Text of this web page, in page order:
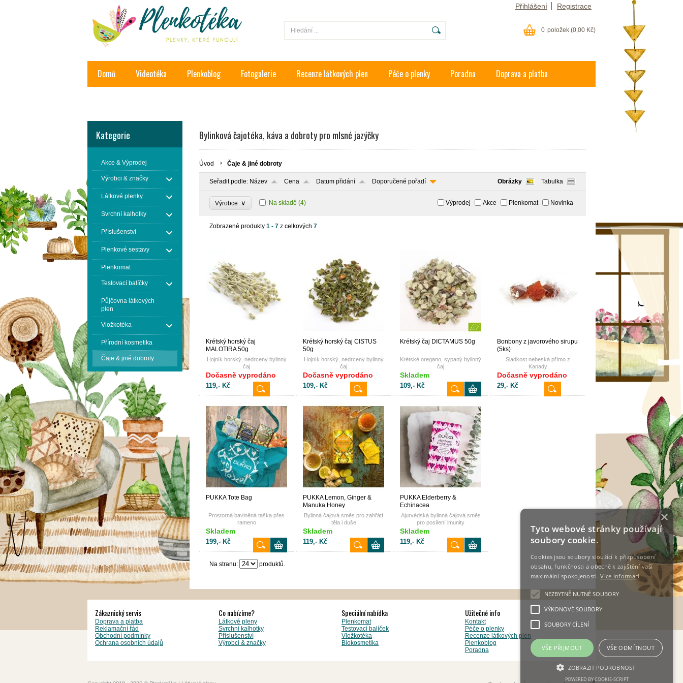
Přihlášení Registrace
0 položek (0,00 Kč)
Domů Videotéka Plenkoblog Fotogalerie Recenze látkových plen Péče o plenky Poradna Doprava a platba
Kategorie
Akce & Výprodej
Výrobci & značky
Látkové plenky
Svrchní kalhotky
Příslušenství
Plenkové sestavy
Plenkomat
Testovací balíčky
Půjčovna látkových
plen
Vložkotéka
Přírodní kosmetika
Čaje & jiné dobroty
Bylinková čajotéka, káva a dobroty pro mlsné jazýčky
Úvod Čaje & jiné dobroty
Seřadit podle: Název Cena Datum přidání Doporučené pořadí Obrázky Tabulka
Výrobce ∨ Na skladě (4) Výprodej Akce Plenkomat Novinka
Zobrazené produkty 1 - 7 z celkových 7
Krétský horský čaj
MALOTIRA 50g
Hojník horský, nedrcený bylinný
čaj
Dočasně vyprodáno
119,- Kč
Krétský horský čaj CISTUS
50g
Hojník horský, nedrcený bylinný
čaj
Dočasně vyprodáno
109,- Kč
Krétský čaj DICTAMUS 50g
Krétské oregano, sypaný bylinný
čaj
Skladem
109,- Kč
Bonbony z javorového sirupu
(5ks)
Sladkost nebeská přímo z
Kanady
Dočasně vyprodáno
29,- Kč
PUKKA Tote Bag
Prostorná bavlněná taška přes
rameno
Skladem
199,- Kč
PUKKA Lemon, Ginger &
Manuka Honey
Bylinná čajová směs pro zahřátí
těla i duše
Skladem
119,- Kč
PUKKA Elderberry &
Echinacea
Ajurvédská bylinná čajová směs
pro posílení imunity
Skladem
119,- Kč
Na stranu: produktů.
Zákaznický servis
Doprava a platba
Reklamační řád
Obchodní podmínky
Ochrana osobních údajů
Co nabízíme?
Látkové pleny
Svrchní kalhotky
Příslušenství
Výrobci & značky
Speciální nabídka
Plenkomat
Testovací balíček
Vložkotéka
Biokosmetika
Užitečné info
Kontakt
Péče o plenky
Recenze látkových plen
Plenkoblog
Poradna
×
Tyto webové stránky používají
soubory cookie.
Cookies jsou soubory sloužící k přizpůsobení
obsahu, funkčnosti a obecně k zajištění vaší
maximální spokojenosti.Více informací
NEZBYTNĚ NUTNÉ SOUBORY
VÝKONOVÉ SOUBORY
SOUBORY CÍLENÍ
VŠE PŘIJMOUT VŠE ODMÍTNOUT
ZOBRAZIT PODROBNOSTI
POWERED BY COOKIE-SCRIPT